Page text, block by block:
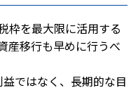
枠を最大限に活用する
産移行も早めに行うべ
ではなく、長期的な目